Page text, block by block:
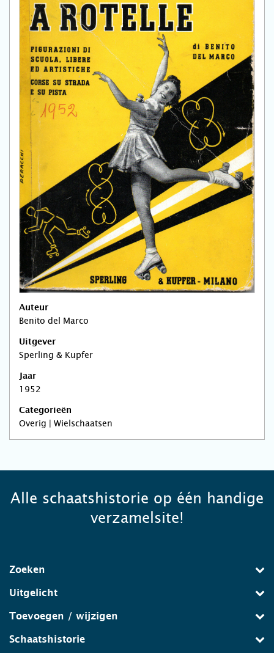
Auteur
Benito del Marco
Uitgever
Sperling & Kupfer
Jaar
1952
Categorieën
Overig | Wielschaatsen
Alle schaatshistorie op één handige
verzamelsite!
Zoeken
Uitgelicht
Toevoegen / wijzigen
Schaatshistorie